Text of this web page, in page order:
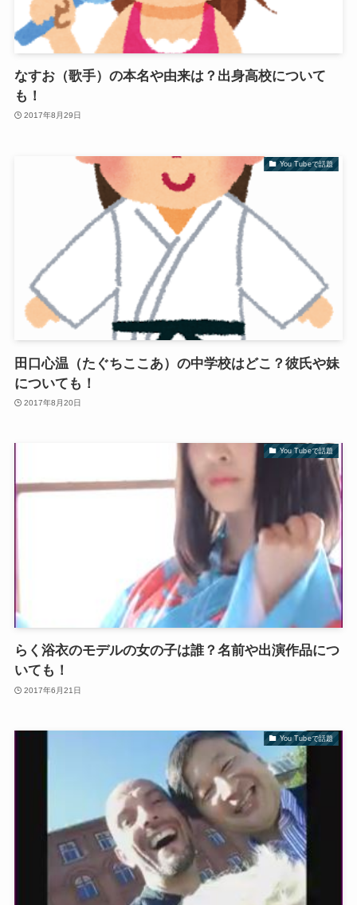
なすお（歌手）の本名や由来は？出身高校について
も！
2017年8月29日
You Tubeで話題
田口心温（たぐちここあ）の中学校はどこ？彼氏や妹
についても！
2017年8月20日
You Tubeで話題
らく浴衣のモデルの女の子は誰？名前や出演作品につ
いても！
2017年6月21日
You Tubeで話題